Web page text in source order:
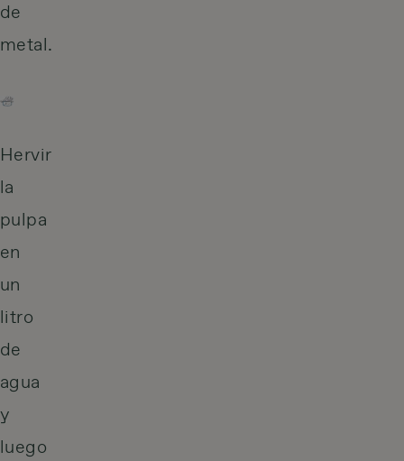
de
metal.
Hervir
la
pulpa
en
un
litro
de
agua
y
luego